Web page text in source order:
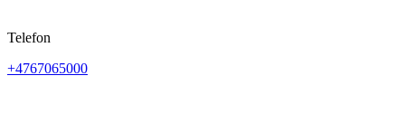
Telefon
+4767065000